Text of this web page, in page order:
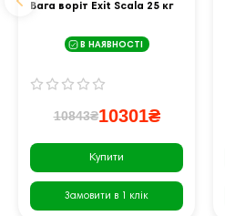
Вага воріт Exit Scala 25 кг
В НАЯВНОСТІ
10843₴10301₴
Купити
Замовити в 1 клік